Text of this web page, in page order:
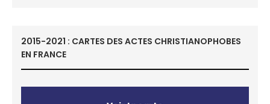
2015-2021 : CARTES DES ACTES CHRISTIANOPHOBES
EN FRANCE